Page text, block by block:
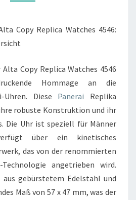
Copy Replica Watches 4546:
Copy Replica Watches 4546
Hommage an die
Uhren. Diese Panerai Replika
robuste Konstruktion und ihr
Die Uhr ist speziell für Männer
über ein kinetisches
das von der renommierten
Technologie angetrieben wird.
gebürstetem Edelstahl und
Maß von 57 x 47 mm, was der